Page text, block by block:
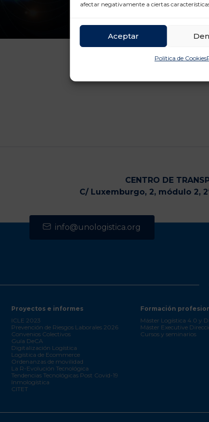
afectar negativamente a ciertas
Aceptar
Política de Cookies
CENTRO DE
C/ Luxemburgo, 2, módulo 2,
info@unologistica.org
Proyectos e informes
ICLE 2023
Prevención de Riesgos Laborales 2026
Convenios Colectivos
Guía DeCA
Digitalización Logística
Logística de Ecommerce
Ordenanzas de movilidad
La R-Evolución Tecnológica
Tendencias Tecnológicas Post Covid-19
Inmologística
CITET
Formación
Máster Logística 4.0 y
Máster Executive
Cursos y seminarios